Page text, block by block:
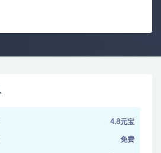
4.8元宝
免费